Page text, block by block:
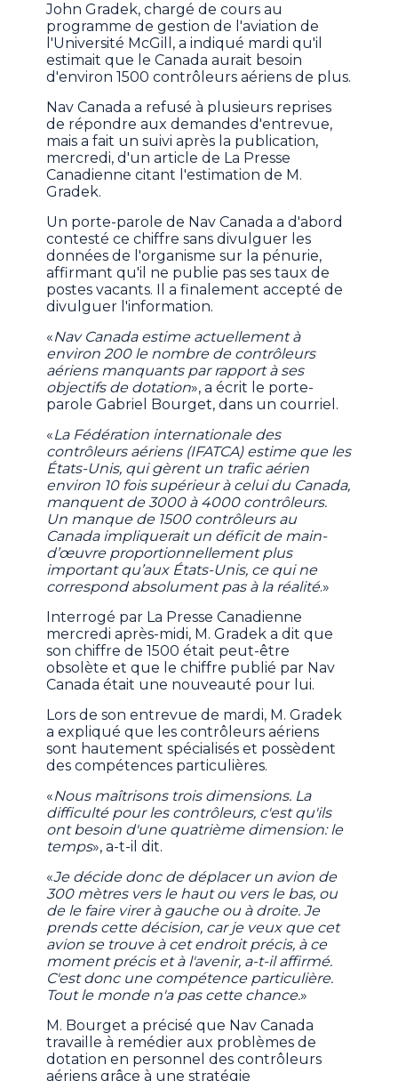
John Gradek, chargé de cours au
programme de gestion de l'aviation de
l'Université McGill, a indiqué mardi qu'il
estimait que le Canada aurait besoin
d'environ 1500 contrôleurs aériens de plus.
Nav Canada a refusé à plusieurs reprises
de répondre aux demandes d'entrevue,
mais a fait un suivi après la publication,
mercredi, d'un article de La Presse
Canadienne citant l'estimation de M.
Gradek.
Un porte-parole de Nav Canada a d'abord
contesté ce chiffre sans divulguer les
données de l'organisme sur la pénurie,
affirmant qu'il ne publie pas ses taux de
postes vacants. Il a finalement accepté de
divulguer l'information.
«Nav Canada estime actuellement à
environ 200 le nombre de contrôleurs
aériens manquants par rapport à ses
objectifs de dotation», a écrit le porte-
parole Gabriel Bourget, dans un courriel.
«La Fédération internationale des
contrôleurs aériens (IFATCA) estime que les
États-Unis, qui gèrent un trafic aérien
environ 10 fois supérieur à celui du Canada,
manquent de 3000 à 4000 contrôleurs.
Un manque de 1500 contrôleurs au
Canada impliquerait un déficit de main-
d’œuvre proportionnellement plus
important qu’aux États-Unis, ce qui ne
correspond absolument pas à la réalité.»
Interrogé par La Presse Canadienne
mercredi après-midi, M. Gradek a dit que
son chiffre de 1500 était peut-être
obsolète et que le chiffre publié par Nav
Canada était une nouveauté pour lui.
Lors de son entrevue de mardi, M. Gradek
a expliqué que les contrôleurs aériens
sont hautement spécialisés et possèdent
des compétences particulières.
«Nous maîtrisons trois dimensions. La
difficulté pour les contrôleurs, c'est qu'ils
ont besoin d'une quatrième dimension: le
temps», a-t-il dit.
«Je décide donc de déplacer un avion de
300 mètres vers le haut ou vers le bas, ou
de le faire virer à gauche ou à droite. Je
prends cette décision, car je veux que cet
avion se trouve à cet endroit précis, à ce
moment précis et à l'avenir, a-t-il affirmé.
C'est donc une compétence particulière.
Tout le monde n'a pas cette chance.»
M. Bourget a précisé que Nav Canada
travaille à remédier aux problèmes de
dotation en personnel des contrôleurs
aériens grâce à une stratégie